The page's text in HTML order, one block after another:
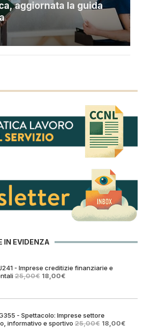
aggiornata la guida
IN EVIDENZA
- Imprese creditizie finanziarie e
25,00€ Il
era:
18,00€Il
è:
- Spettacolo: Imprese settore
informativo e sportivo 25,00€ Il18,00€Il